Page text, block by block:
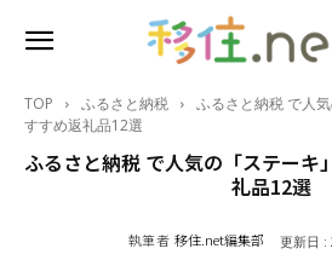
TOP ふるさと納税
ふるさと納税 で人
すすめ返礼品12選
ふるさと納税 で人気の「ステーキ
礼品12選
執筆者 移住.net編集部 更新日 :